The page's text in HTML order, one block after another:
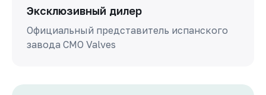
Эксклюзивный дилер
Официальный представитель испанского
завода СМО Valves